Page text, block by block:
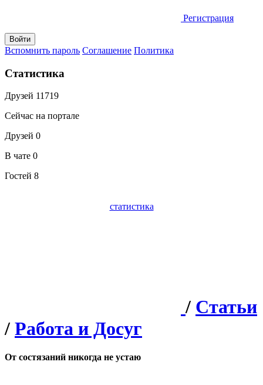
Регистрация
Вспомнить пароль Соглашение Политика
Статистика
Друзей 11719
Сейчас на портале
Друзей 0
В чате 0
Гостей 8
статистика
/ Статьи
/ Работа и Досуг
От состязаний никогда не устаю